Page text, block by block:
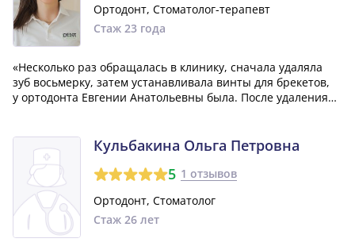
Ортодонт, Стоматолог-терапевт
Стаж 23 года
«Несколько раз обращалась в клинику, сначала удаляла
зуб восьмерку, затем устанавливала винты для брекетов,
у ортодонта Евгении Анатольевны была. После удаления
по рекомендации лечащего врача.»
Кульбакина Ольга Петровна
5 1 отзывов
Ортодонт, Стоматолог
Стаж 26 лет